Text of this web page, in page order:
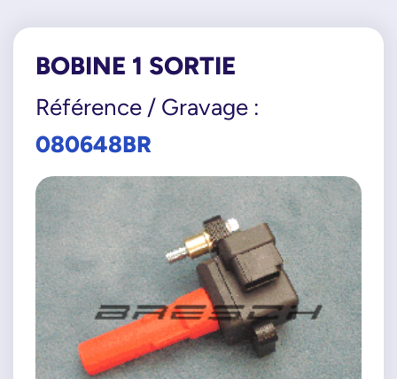
BOBINE 1 SORTIE
Référence / Gravage :
080648BR